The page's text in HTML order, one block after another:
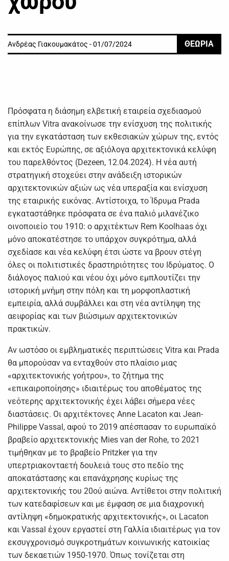
Ανδρέας Γιακουμακάτος - 01/07/2024 ΘΕΩΡΙΑ
Πρόσφατα η διάσημη ελβετική εταιρεία σχεδιασμού
επίπλων Vitra ανακοίνωσε την ενίσχυση της πολιτικής
για την εγκατάσταση των εκθεσιακών χώρων της, εντός
και εκτός Ευρώπης, σε αξιόλογα αρχιτεκτονικά κελύφη
του παρελθόντος (Dezeen, 12.04.2024). Η νέα αυτή
στρατηγική στοχεύει στην ανάδειξη ιστορικών
αρχιτεκτονικών αξιών ως νέα υπεραξία και ενίσχυση
της εταιρικής εικόνας. Αντίστοιχα, το Ίδρυμα Prada
εγκαταστάθηκε πρόσφατα σε ένα παλιό μιλανέζικο
οινοποιείο του 1910: ο αρχιτέκτων Rem Koolhaas όχι
μόνο αποκατέστησε το υπάρχον συγκρότημα, αλλά
σχεδίασε και νέα κελύφη έτσι ώστε να βρουν στέγη
όλες οι πολιτιστικές δραστηριότητες του Ιδρύματος. Ο
διάλογος παλιού και νέου όχι μόνο εμπλουτίζει την
ιστορική μνήμη στην πόλη και τη μορφοπλαστική
εμπειρία, αλλά συμβάλλει και στη νέα αντίληψη της
αειφορίας και των βιώσιμων αρχιτεκτονικών
πρακτικών.
Αν ωστόσο οι εμβληματικές περιπτώσεις Vitra και Prada
θα μπορούσαν να ενταχθούν στο πλαίσιο μιας
«αρχιτεκτονικής γοήτρου», το ζήτημα της
«επικαιροποίησης» ιδιαιτέρως του αποθέματος της
νεότερης αρχιτεκτονικής έχει λάβει σήμερα νέες
διαστάσεις. Οι αρχιτέκτονες Anne Lacaton και Jean-
Philippe Vassal, αφού το 2019 απέσπασαν το ευρωπαϊκό
βραβείο αρχιτεκτονικής Mies van der Rohe, το 2021
τιμήθηκαν με το βραβείο Pritzker για την
υπερτριακονταετή δουλειά τους στο πεδίο της
αποκατάστασης και επανάχρησης κυρίως της
αρχιτεκτονικής του 20ού αιώνα. Αντίθετοι στην πολιτική
των κατεδαφίσεων και με έμφαση σε μια διαχρονική
αντίληψη «δημοκρατικής αρχιτεκτονικής», οι Lacaton
και Vassal έχουν εργαστεί στη Γαλλία ιδιαιτέρως για τον
εκσυγχρονισμό συγκροτημάτων κοινωνικής κατοικίας
των δεκαετιών 1950-1970. Όπως τονίζεται στη